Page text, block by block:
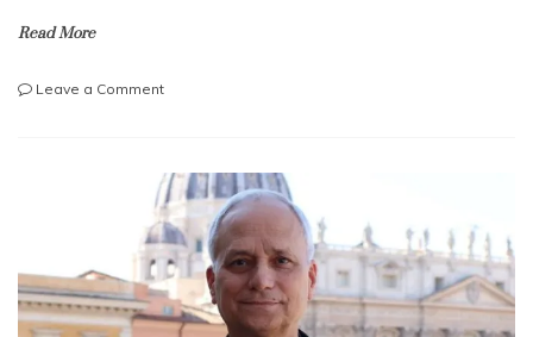
Read More
Leave a Commenton
comunitarios
reclaman
en
asamblea
por
la
crisis